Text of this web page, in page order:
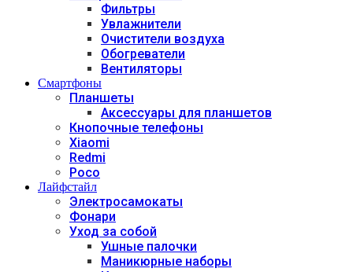
Фильтры
Увлажнители
Очистители воздуха
Обогреватели
Вентиляторы
Смартфоны
Планшеты
Аксессуары для планшетов
Кнопочные телефоны
Xiaomi
Redmi
Poco
Лайфстайл
Электросамокаты
Фонари
Уход за собой
Ушные палочки
Маникюрные наборы